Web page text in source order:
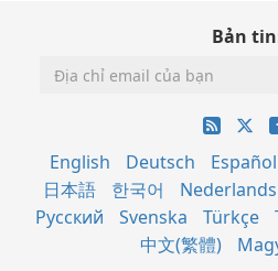
Bản
English Deutsch Español
日本語
한국어 Nederlands
Русский
Svenska Türkçe
中文(繁體)